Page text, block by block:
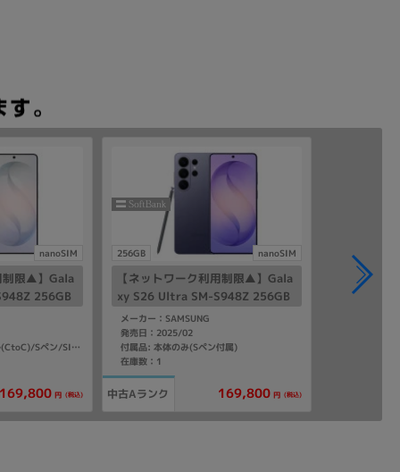
nanoSIM
制限▲】Gala
256GB
版 SIMフリ
付属品: 箱/USBケーブル(CtoC)/Sペン/SIM取り出し用ピン/マニュアル
169,800 円 (税込)
256GB nanoSIM
【ネットワーク利用制限▲】Gala
xy S26 Ultra SM-S948Z 256GB
コバルトバイオレット【SoftBan
k版 SIMフリー】
メーカー：SAMSUNG
発売日：2025/02
付属品: 本体のみ(Sペン付属)
在庫数：1
中古Aランク 169,800 円 (税込)